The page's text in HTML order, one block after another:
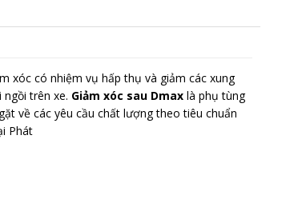
xóc có nhiệm vụ hấp thụ và giảm các xung
trên xe. Giảm xóc sau Dmax là phụ tùng
về các yêu cầu chất lượng theo tiêu chuẩn
Phát